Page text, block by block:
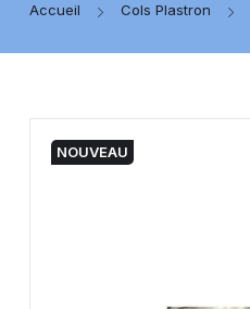
Accueil Cols Plastron
NOUVEAU